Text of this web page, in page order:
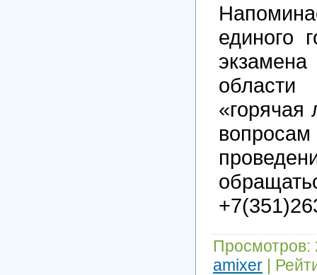
единого
Просмотров:
amixer |